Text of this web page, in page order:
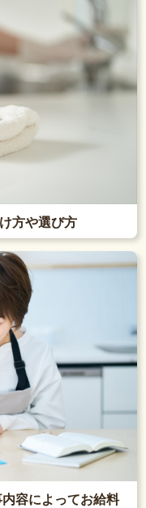
方や選び方
容によってお給料